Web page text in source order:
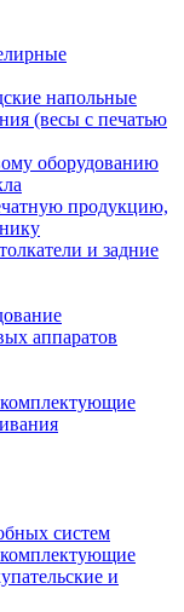
напольные
(весы с печатью
оборудованию
продукцию,
и задние
аппаратов
систем
и